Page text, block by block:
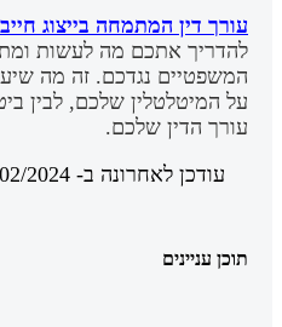
עורך דין המתמחה בייצוג
להדריך אתכם מה לעשות
המשפטיים נגדכם. זה מה
על המיטלטלין שלכם, לבין
עורך הדין שלכם.
עודכן לאחרונה ב- 05/02/2024
תוכן עניינים